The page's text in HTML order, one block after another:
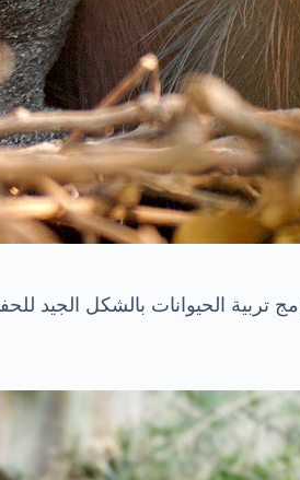
تربية الحيوانات بالشكل الجيد